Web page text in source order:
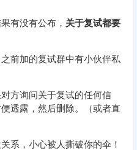
有没有公布， 关于复试都要
前加的复试群中有小伙伴私
方询问关于复试的任何信
透露，然后删除。（或者直
系，小心被人撕破你的伞！